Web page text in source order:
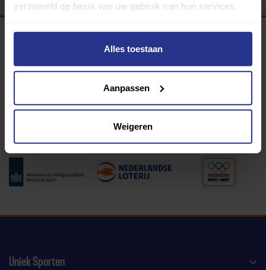
verzameld op basis van uw gebruik van hun services.
Alles toestaan
Aanpassen
Weigeren
340 gemeenten
Uniek Sporten